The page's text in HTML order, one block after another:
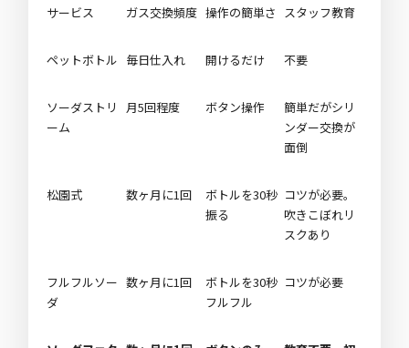
サービス ガス交換頻度 操作の簡単さ スタッフ教育
ペットボトル 毎日仕入れ 開けるだけ 不要
ソーダストリ
ーム
月5回程度 ボタン操作
簡単だがシリ
ンダー交換が
面倒
松園式 数ヶ月に1回
ボトルを30秒
振る
コツが必要。
吹きこぼれリ
スクあり
フルフルソー
ダ
数ヶ月に1回
ボトルを30秒
フルフル
コツが必要